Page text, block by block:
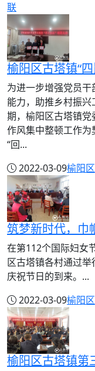
联
为进一步增强党员
能力，助推乡村振
期，榆阳区古塔镇
作风集中整顿工作为
“回...
2022-03-09榆阳
在第112个国际妇女
区古塔镇各村通过
庆祝节日的到来。...
2022-03-09榆阳